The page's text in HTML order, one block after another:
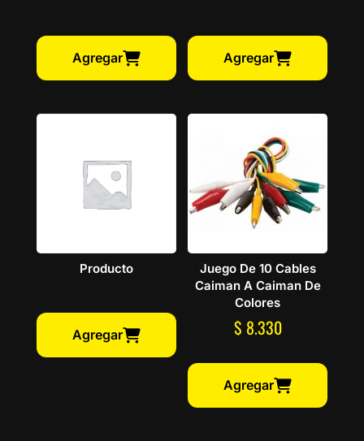
Agregar Agregar
Producto
Agregar
Juego De 10 Cables
Caiman A Caiman De
Colores
$ 8.330
Agregar